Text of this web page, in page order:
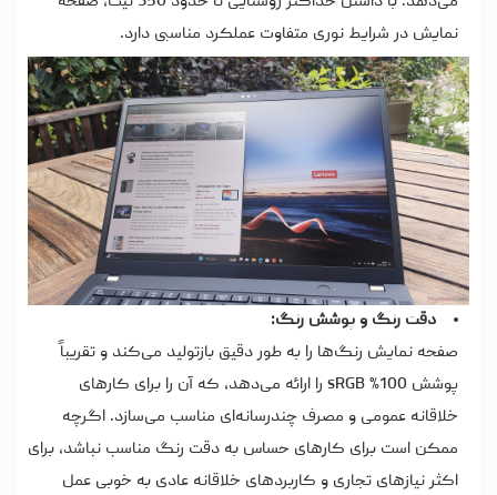
نمایش در شرایط نوری متفاوت عملکرد مناسبی دارد.
دقت رنگ و پوشش رنگ:
صفحه نمایش رنگ‌ها را به طور دقیق بازتولید می‌کند و تقریباً
پوشش 100% sRGB را ارائه می‌دهد، که آن را برای کارهای
خلاقانه عمومی و مصرف چندرسانه‌ای مناسب می‌سازد. اگرچه
ممکن است برای کارهای حساس به دقت رنگ مناسب نباشد، برای
اکثر نیازهای تجاری و کاربردهای خلاقانه عادی به خوبی عمل